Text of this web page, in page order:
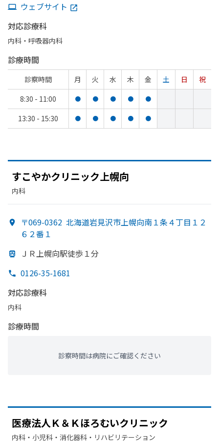
ウェブサイト
対応診療科
内科・​呼吸器内科
診療時間
診察時間 月 火 水 木 金 土 日
祝
8:30 - 11:00
● ● ● ● ●
13:30 - 15:30 ● ● ● ● ●
すこやかクリニック上幌向
内科
〒069-0362 北海道岩見沢市上幌向南１条４丁目１２
６２番１
ＪＲ上幌向駅徒歩１分
0126-35-1681
対応診療科
内科
診療時間
診察時間は病院にご確認ください
医療法人Ｋ＆Ｋほろむいクリニック
内科・​小児科・​消化器科・​リハビリテーション